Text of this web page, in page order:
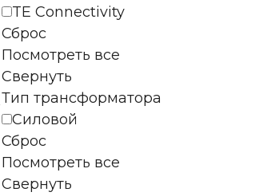
TE Connectivity
Сброс
Посмотреть все
Свернуть
Тип трансформатора
Силовой
Сброс
Посмотреть все
Свернуть